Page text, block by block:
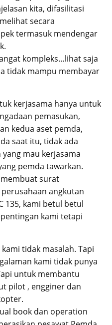
kita, difasilitasi
secara
termasuk mendengar
kompleks…lihat saja
tidak mampu membayar
kerjasama hanya untuk
pemasukan,
kedua aset pemda,
saat itu, tidak ada
mau kerjasama
pemda tawarkan.
surat
angkutan
135, kami betul betul
kami tetapi
tidak masalah. Tapi
kami tidak punya
untuk membantu
pilot , engginer dan
book dan operation